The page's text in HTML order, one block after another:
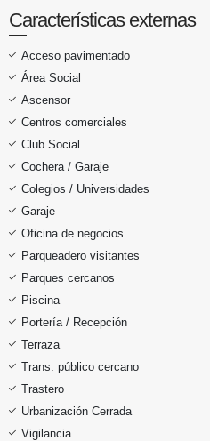
Características externas
Acceso pavimentado
Área Social
Ascensor
Centros comerciales
Club Social
Cochera / Garaje
Colegios / Universidades
Garaje
Oficina de negocios
Parqueadero visitantes
Parques cercanos
Piscina
Portería / Recepción
Terraza
Trans. público cercano
Trastero
Urbanización Cerrada
Vigilancia